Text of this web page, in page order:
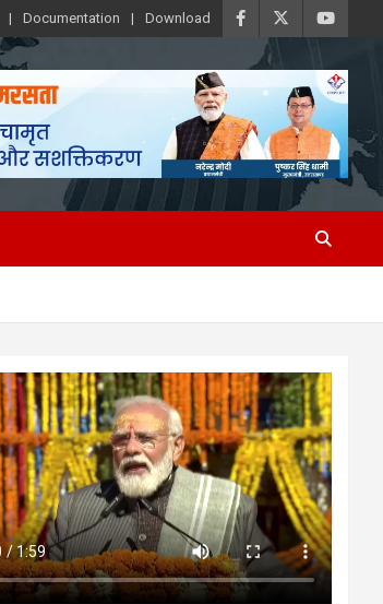
Documentation Download